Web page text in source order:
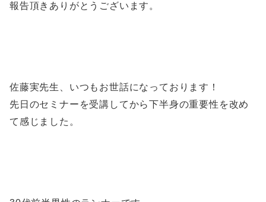
報告頂きありがとうございます。
佐藤実先生、いつもお世話になっております！
先日のセミナーを受講してから下半身の重要性を改め
て感じました。